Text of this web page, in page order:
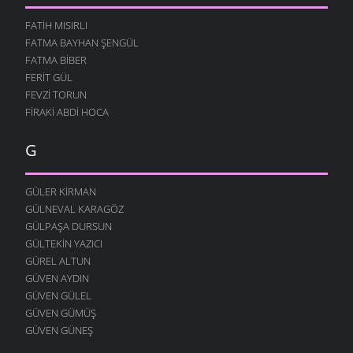
DUYUN BENI
14 ARALIK 2009
ÖĞREN MATEMATIĞI
9 ARALIK 2009
GÖR ÖĞRETMENIM
5 ARALIK 2009
26 KASIM 2009
ÖĞRETMEN
23 KASIM 2009
İNSAN OLALIM BEYLER
23 KASIM 2009
SEVDAN ETTI
21 KASIM 2009
DOĞAYI ÖZLERDIK
21 KASIM 2009
SÖZÜM ANLAYANA
FATIH MISIRLI
FATMA BAYHAN ŞENGÜL
FATMA BIBER
FERIT GÜL
FEVZI TORUN
FIRAKI ABDI HOCA
G
GÜLER KIRMAN
GÜLNEVAL KARAGÖZ
GÜLPAŞA DURSUN
GÜLTEKIN YAZICI
GÜREL ALTUN
GÜVEN AYDIN
GÜVEN GÜLEL
GÜVEN GÜMÜŞ
GÜVEN GÜNEŞ